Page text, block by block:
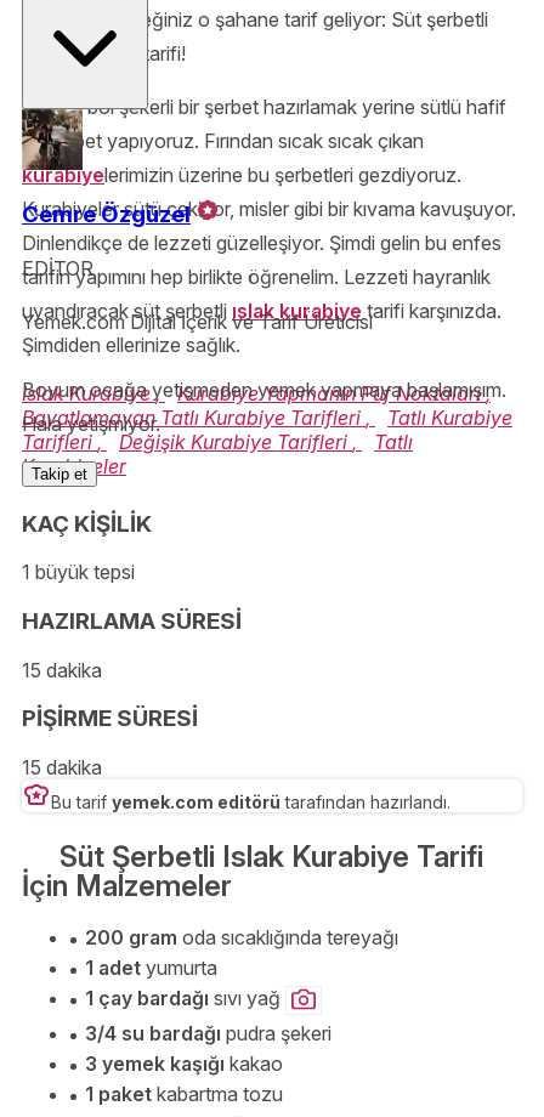
hazırlayabileceğiniz o şahane tarif geliyor: Süt şerbetli
ıslak kurabiye tarifi!
Bu kez bol şekerli bir şerbet hazırlamak yerine sütlü hafif
bir şerbet yapıyoruz. Fırından sıcak sıcak çıkan
kurabiyelerimizin üzerine bu şerbetleri gezdiyoruz.
Kurabiyeler sütü çekiyor, misler gibi bir kıvama kavuşuyor.
Dinlendikçe de lezzeti güzelleşiyor. Şimdi gelin bu enfes
tarifin yapımını hep birlikte öğrenelim. Lezzeti hayranlık
uyandıracak süt şerbetli ıslak kurabiye tarifi karşınızda.
Şimdiden ellerinize sağlık.
Islak Kurabiye, Kurabiye Yapmanın Püf Noktaları,
Bayatlamayan Tatlı Kurabiye Tarifleri ,
Tatlı Kurabiye
Tarifleri , Değişik Kurabiye Tarifleri ,
Tatlı
Kurabiyeler
Cemre Özgüzel
EDİTOR
Yemek.com Dijital İçerik ve Tarif Üreticisi
Boyum ocağa yetişmeden yemek yapmaya başlamışım.
Hala yetişmiyor.
Takip et
KAÇ KİŞİLİK
1 büyük tepsi
HAZIRLAMA SÜRESİ
15 dakika
PİŞİRME SÜRESİ
15 dakika
Bu tarif yemek.com editörü tarafından hazırlandı.
Süt Şerbetli Islak Kurabiye Tarifi
İçin Malzemeler
200 gram oda sıcaklığında tereyağı
1 adet yumurta
1 çay bardağı sıvı yağ
3/4 su bardağı pudra şekeri
3 yemek kaşığı kakao
1 paket kabartma tozu